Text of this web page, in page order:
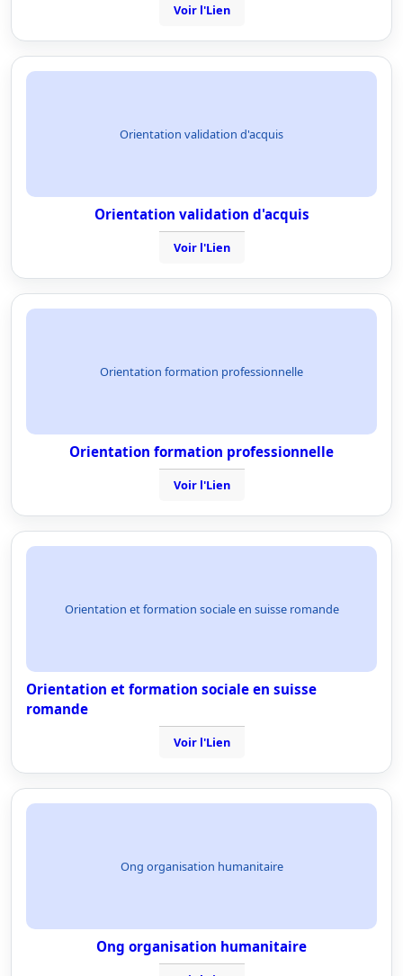
Voir l'Lien
Orientation validation d'acquis
Orientation validation d'acquis
Voir l'Lien
Orientation formation professionnelle
Orientation formation professionnelle
Voir l'Lien
Orientation et formation sociale en suisse romande
Orientation et formation sociale en suisse
romande
Voir l'Lien
Ong organisation humanitaire
Ong organisation humanitaire